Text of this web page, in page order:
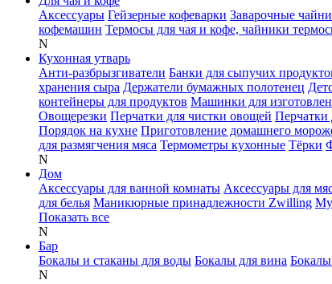
Аксессуары Гейзерные кофеварки Заварочные
кофемашин Термосы для чая и кофе, чайники
N
Кухонная утварь
Анти-разбрызгиватели Банки для сыпучих
хранения сыра Держатели бумажных полотенец
контейнеры для продуктов Машинки для
Овощерезки Перчатки для чистки овощей Перчатки
Порядок на кухне Приготовление домашнего
для размягчения мяса Термометры кухонные Тёрки
N
Дом
Аксессуары для ванной комнаты Аксессуары для
для белья Маникюрные принадлежности Zwilling
Показать все
N
Бар
Бокалы и стаканы для воды Бокалы для вина Бокалы
N